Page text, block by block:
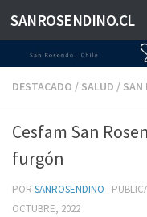
Saltar al contenido
SANROSENDINO.CL
DESTACADO / SALUD / SAN
Cesfam San
furgón
POR SANROSENDINO ·
OCTUBRE, 2022